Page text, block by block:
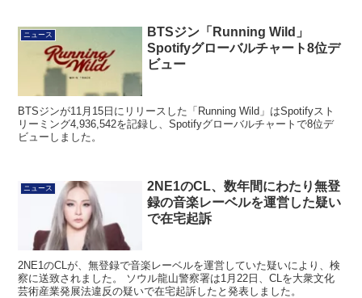
ニュース
BTSジン「Running Wild」
Spotifyグローバルチャート8位デ
ビュー
BTSジンが11月15日にリリースした「Running Wild」はSpotifyスト
リーミング4,936,542を記録し、Spotifyグローバルチャートで8位デ
ビューしました。
ニュース
2NE1のCL、数年間にわたり無登
録の音楽レーベルを運営した疑い
で在宅起訴
2NE1のCLが、無登録で音楽レーベルを運営していた疑いにより、検
察に送致されました。 ソウル龍山警察署は1月22日、CLを大衆文化
芸術産業発展法違反の疑いで在宅起訴したと発表しました。